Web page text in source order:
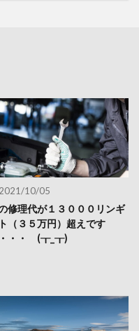
2021/10/05
修理代が１３０００リンギ
（３５万円）超えです
・・ (┰_┰)